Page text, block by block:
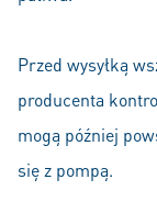
Przed wysyłką
producenta
mogą później
się z pompą.